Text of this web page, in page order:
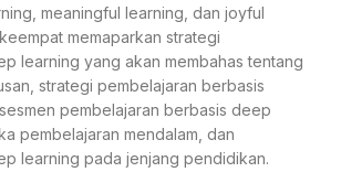
meaningful learning, dan joyful
memaparkan strategi
learning yang akan membahas tentang
strategi pembelajaran berbasis
pembelajaran berbasis deep
pembelajaran mendalam, dan
learning pada jenjang pendidikan.